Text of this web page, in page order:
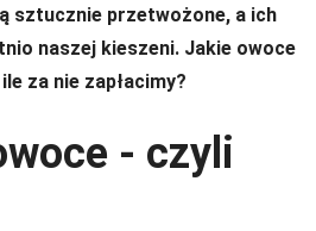
sztucznie przetwożone, a ich
naszej kieszeni. Jakie owoce
za nie zapłacimy?
- czyli